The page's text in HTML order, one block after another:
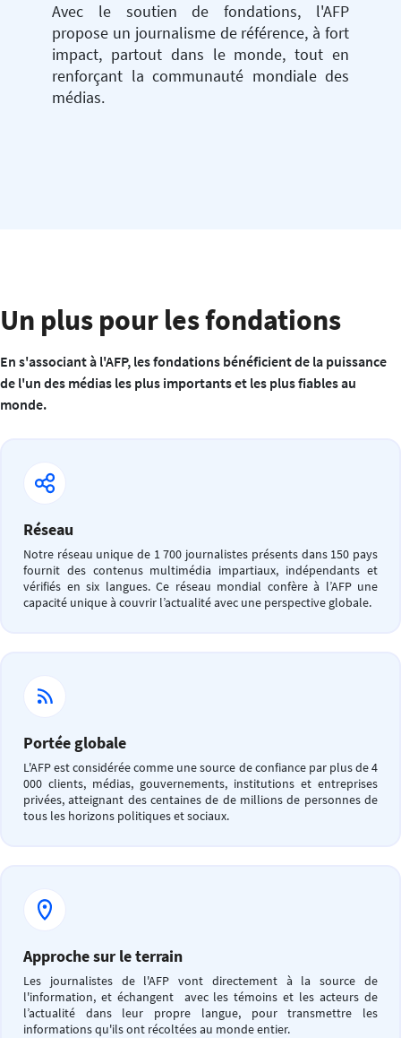
Avec le soutien de fondations, l'AFP
propose un journalisme de référence, à fort
impact, partout dans le monde, tout en
renforçant la communauté mondiale des
médias.
Un plus pour les fondations
En s'associant à l'AFP, les fondations bénéficient de la puissance
de l'un des médias les plus importants et les plus fiables au
monde.
Réseau
Notre réseau unique de 1 700 journalistes présents dans 150 pays
fournit des contenus multimédia impartiaux, indépendants et
vérifiés en six langues. Ce réseau mondial confère à l’AFP une
capacité unique à couvrir l’actualité avec une perspective globale.
Portée globale
L'AFP est considérée comme une source de confiance par plus de 4
000 clients, médias, gouvernements, institutions et entreprises
privées, atteignant des centaines de de millions de personnes de
tous les horizons politiques et sociaux.
Approche sur le terrain
Les journalistes de l'AFP vont directement à la source de
l'information, et échangent avec les témoins et les acteurs de
l’actualité dans leur propre langue, pour transmettre les
informations qu'ils ont récoltées au monde entier.